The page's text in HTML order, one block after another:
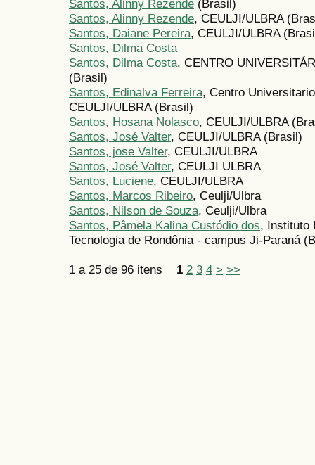
Santos, Alinny Rezende (Brasil)
Santos, Alinny Rezende, CEULJI/ULBRA
Santos, Daiane Pereira, CEULJI/ULBRA
Santos, Dilma Costa
Santos, Dilma Costa, CENTRO
(Brasil)
Santos, Edinalva Ferreira, Centro
CEULJI/ULBRA (Brasil)
Santos, Hosana Nolasco, CEULJI/ULBRA
Santos, José Valter, CEULJI/ULBRA (Brasil)
Santos, jose Valter, CEULJI/ULBRA
Santos, José Valter, CEULJI ULBRA
Santos, Luciene, CEULJI/ULBRA
Santos, Marcos Ribeiro, Ceulji/Ulbra
Santos, Nilson de Souza, Ceulji/Ulbra
Santos, Pâmela Kalina Custódio dos, Instituto
Tecnologia de Rondônia - campus Ji-Paraná
1 a 25 de 96 itens 1 2 3 4 > >>